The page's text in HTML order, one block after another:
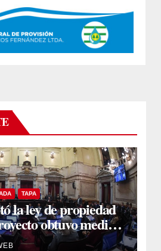
TAPA
la ley de propiedad
obtuvo media